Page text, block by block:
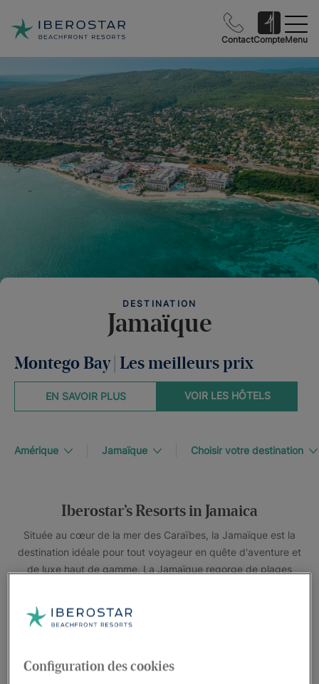
ContactCompteMenu
DESTINATION
Jamaïque
Montego Bay | Les meilleurs prix
VOIR LES HÔTELS
EN SAVOIR PLUS
Amérique Jamaïque Choisir votre destination
Iberostar’s Resorts in Jamaica
Située au cœur de la mer des Caraïbes, la Jamaïque est la
destination idéale pour tout voyageur en quête d'aventure et
de luxe haut de gamme. La Jamaïque regorge de plages
cuisine unique et de gens sympathiques. Envie de danser au
rythme du bon vieux reggae ? Dans les stations balnéaires
Configuration des cookies